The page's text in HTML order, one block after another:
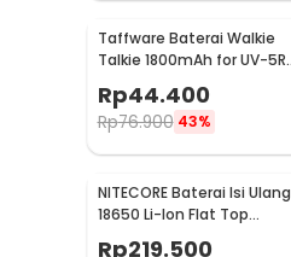
Taffware Baterai Walkie
Talkie 1800mAh for UV-5R
Rp44.400
Rp76.900 43%
NITECORE Baterai Isi Ulang
18650 Li-Ion Flat Top
Rp219.500